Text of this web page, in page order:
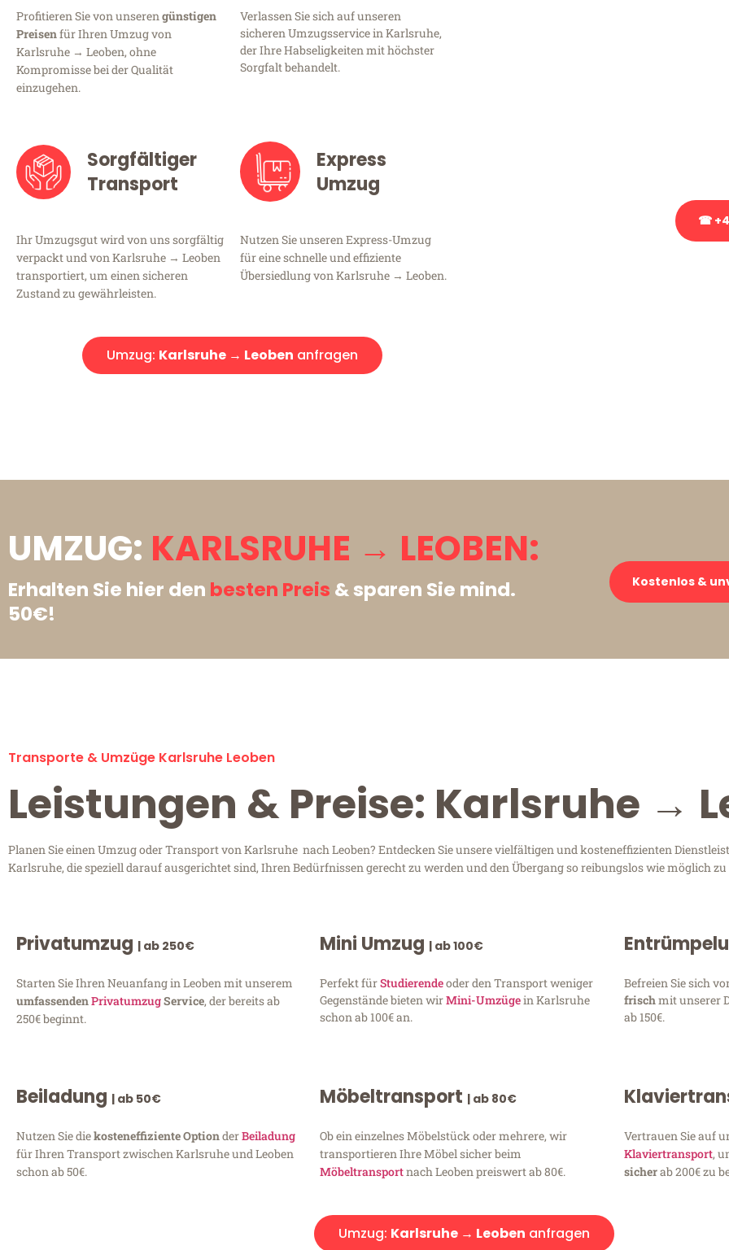
Profitieren Sie von unserengünstigen
Preisenfür Ihren Umzug von
Karlsruhe → Leoben, ohne
Kompromisse bei der Qualität
einzugehen.
Verlassen Sie sich auf unseren
sicheren Umzugsservice in Karlsruhe,
der Ihre Habseligkeiten mit höchster
Sorgfalt behandelt.
Sorgfältiger
Transport
Ihr Umzugsgut wird von uns sorgfältig
verpackt und von Karlsruhe → Leoben
transportiert, um einen sicheren
Zustand zu gewährleisten.
Express
Umzug
Nutzen Sie unseren Express-Umzug
für eine schnelle und effiziente
Übersiedlung von Karlsruhe → Leoben.
Umzug: Karlsruhe → Leoben anfragen
☎
UMZUG: KARLSRUHE → LEOBEN:
Erhalten Sie hier den besten Preis & sparen Sie mind.
50€!
Kostenlos &
Transporte & Umzüge Karlsruhe Leoben
Leistungen & Preise: Karlsruhe →
Planen Sie einen Umzug oder Transport von Karlsruhe nach Leoben? Entdecken Sie unsere vielfältigen und kosteneffizienten
Karlsruhe, die speziell darauf ausgerichtet sind, Ihren Bedürfnissen gerecht zu werden und den Übergang so reibungslos wie möglich
Privatumzug | ab 250€
Starten Sie Ihren Neuanfang in Leoben mit unserem
umfassendenPrivatumzugService, der bereits ab
250€ beginnt.
Mini Umzug | ab 100€
Perfekt fürStudierendeoder den Transport weniger
Gegenstände bieten wirMini-Umzügein Karlsruhe
schon ab 100€ an.
Befreien Sie sich
frischmit unserer
ab 150€.
Beiladung | ab 50€
Nutzen Sie diekosteneffiziente OptionderBeiladung
für Ihren Transport zwischen Karlsruhe und Leoben
schon ab 50€.
Möbeltransport | ab 80€
Ob ein einzelnes Möbelstück oder mehrere, wir
transportieren Ihre Möbel sicher beim
Möbeltransportnach Leoben preiswert ab 80€.
Vertrauen Sie auf
Klaviertransport,
sicherab 200€ zu
Umzug: Karlsruhe → Leoben anfragen